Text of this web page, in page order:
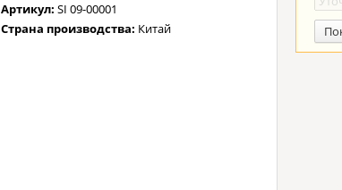
Артикул:SI 09-00001
Страна производства: Китай